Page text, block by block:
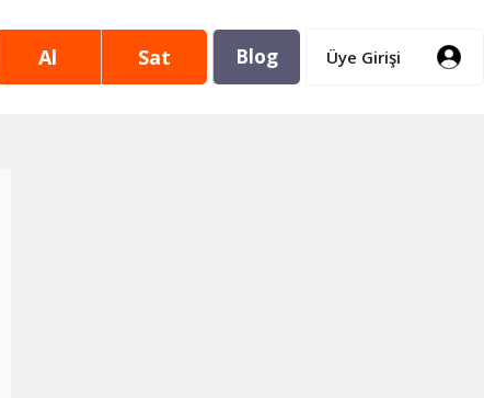
Al Sat Blog Üye Girişi